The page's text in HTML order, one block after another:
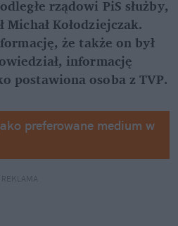
rządowi PiS służby,
Michał Kołodziejczak.
że także on był
informację
postawiona osoba z TVP.
preferowane medium w
REKLAMA